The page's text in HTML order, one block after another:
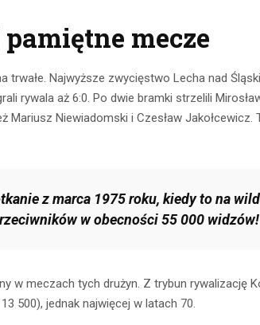
mecze
trwałe. Najwyższe zwycięstwo Lecha nad
rywala aż 6:0. Po dwie bramki strzelili
Mariusz Niewiadomski i Czesław Jakołcewicz.
z marca 1975 roku, kiedy to na
w obecności 55 000 widzów!
w meczach tych drużyn. Z trybun rywalizację
500), jednak najwięcej w latach 70.